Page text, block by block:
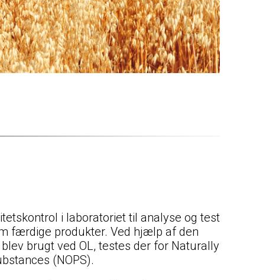
i laboratoriet til analyse og test
færdige produkter. Ved hjælp af den
brugt ved OL, testes der for Naturally
(NOPS).